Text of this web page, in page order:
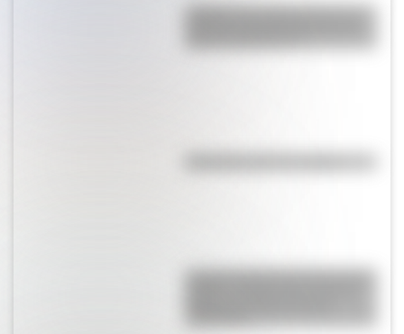
¿Sabías que Argentina tuvo la
alta de Sudamérica?
La gran hazaña del Cruce de los